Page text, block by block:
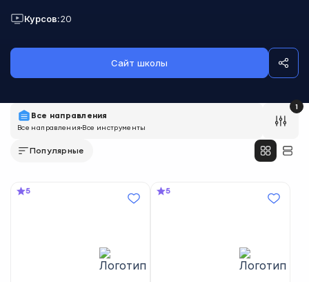
Курсов:20
Сайт школы
Все направления
Все направленияВсе инструменты
1
Популярные
5 5